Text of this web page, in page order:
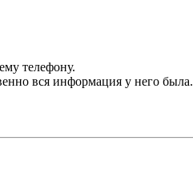
телефону.
вся информация у него была.